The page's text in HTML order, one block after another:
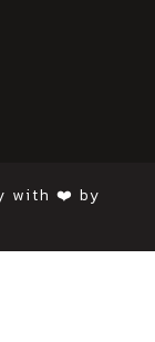
with ❤️ by